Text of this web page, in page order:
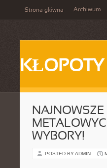
Strona główna Archiwum
KŁOPOTY
WYBORY!
POSTED BY ADMIN